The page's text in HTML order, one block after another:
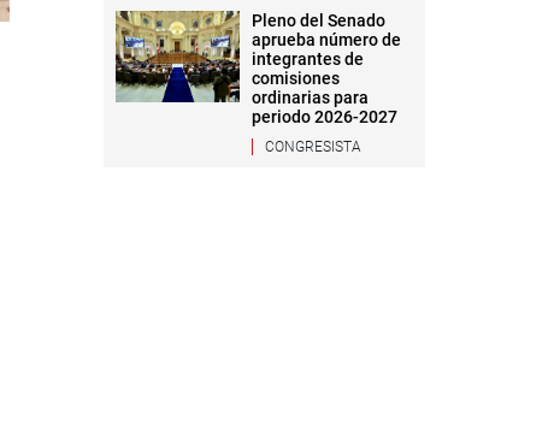
Pleno del Senado
aprueba número de
integrantes de
comisiones
ordinarias para
periodo 2026-2027
CONGRESISTA